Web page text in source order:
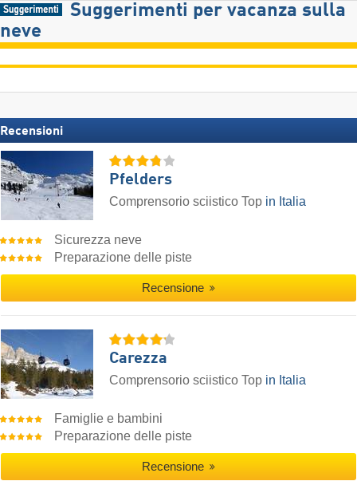
Suggerimenti per vacanza sulla
neve
Recensioni
Pfelders
Comprensorio sciistico Top in Italia
Sicurezza neve
Preparazione delle piste
Recensione
Carezza
Comprensorio sciistico Top in Italia
Famiglie e bambini
Preparazione delle piste
Recensione